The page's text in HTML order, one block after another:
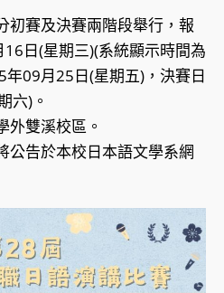
初賽及決賽兩階段舉行，報
日(星期三)(系統顯示時間為
09月25日(星期五)，決賽日
六)。
外雙溪校區。
公告於本校日本語文學系網